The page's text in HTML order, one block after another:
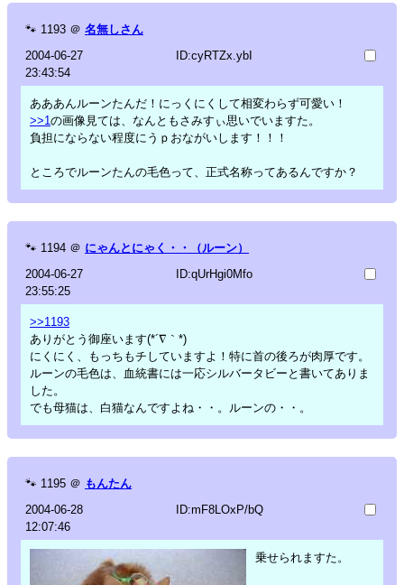
🐾 1193 ＠ 名無しさん
2004-06-27
23:43:54
ID:cyRTZx.ybI
あああんルーンたんだ！にっくにくして相変わらず可愛い！
>>1の画像見ては、なんともさみすぃ思いでいますた。
負担にならない程度にうｐおながいします！！！
ところでルーンたんの毛色って、正式名称ってあるんですか？
🐾 1194 ＠ にゃんとにゃく・・（ルーン）
2004-06-27
23:55:25
ID:qUrHgi0Mfo
>>1193
ありがとう御座います(*´∇｀*)
にくにく、もっちもチしていますよ！特に首の後ろが肉厚です。
ルーンの毛色は、血統書には一応シルバータビーと書いてありま
した。
でも母猫は、白猫なんですよね・・。ルーンの・・。
🐾 1195 ＠ もんたん
2004-06-28
12:07:46
ID:mF8LOxP/bQ
乗せられますた。